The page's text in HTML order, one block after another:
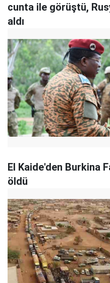
cunta ile görüştü,
aldı
El Kaide'den Burkina
öldü